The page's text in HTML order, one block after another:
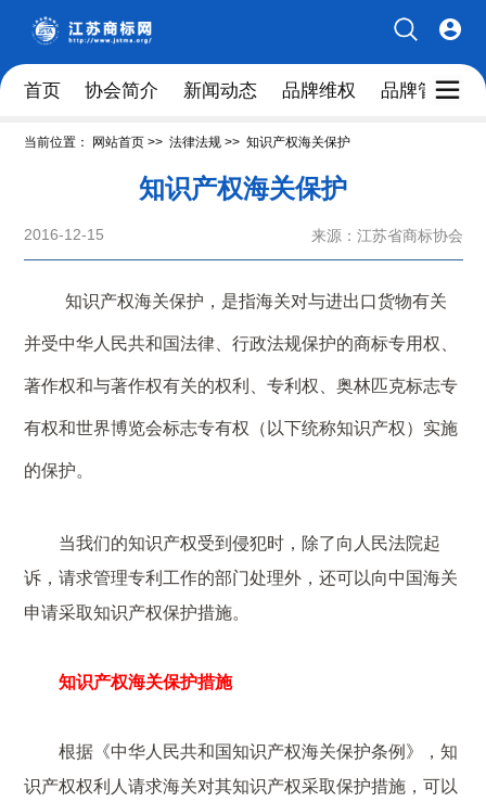
首页 协会简介 新闻动态 品牌维权 品牌管理人
当前位置： 网站首页>> 法律法规>> 知识产权海关保护
知识产权海关保护
2016-12-15 来源：江苏省商标协会
知识产权海关保护，是指海关对与进出口货物有关
并受中华人民共和国法律、行政法规保护的商标专用权、
著作权和与著作权有关的权利、专利权、奥林匹克标志专
有权和世界博览会标志专有权（以下统称知识产权）实施
的保护。
当我们的知识产权受到侵犯时，除了向人民法院起
诉，请求管理专利工作的部门处理外，还可以向中国海关
申请采取知识产权保护措施。
知识产权海关保护措施
根据《中华人民共和国知识产权海关保护条例》，知
识产权权利人请求海关对其知识产权采取保护措施，可以